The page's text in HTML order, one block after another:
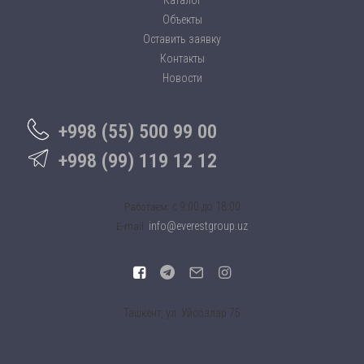
Объекты
Оставить заявку
Контакты
Новости
+998 (55) 500 99 00
+998 (99) 119 12 12
Работаем: c 9:00 до 18:00
E-mail: info@everestgroup.uz
Ташкент, ул. Уйсозлар 75